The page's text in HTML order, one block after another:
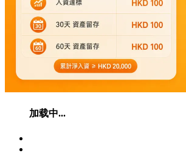
加载中...